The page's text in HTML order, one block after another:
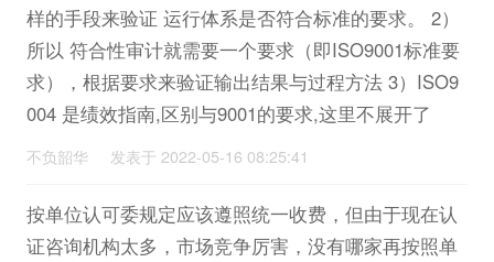
样的手段来验证 运行体系是否符合标准的要求。 2）
所以 符合性审计就需要一个要求（即ISO9001标准要
求），根据要求来验证输出结果与过程方法 3）ISO9
004 是绩效指南,区别与9001的要求,这里不展开了
不负韶华 发表于 2022-05-16 08:25:41
按单位认可委规定应该遵照统一收费，但由于现在认
证咨询机构太多，市场竞争厉害，没有哪家再按照单